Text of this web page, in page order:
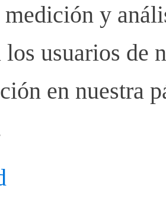
y
los usuarios de
en nuestra